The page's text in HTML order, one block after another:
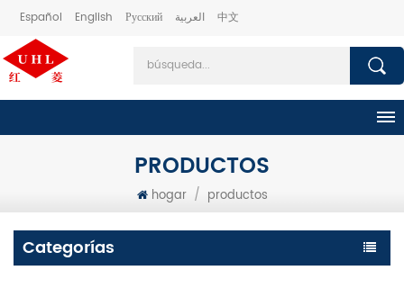
Español English Русский العربية 中文
PRODUCTOS
hogar / productos
Categorías